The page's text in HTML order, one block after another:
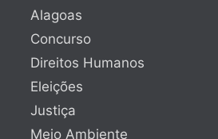
Alagoas
Concurso
Direitos Humanos
Eleições
Justiça
Meio Ambiente